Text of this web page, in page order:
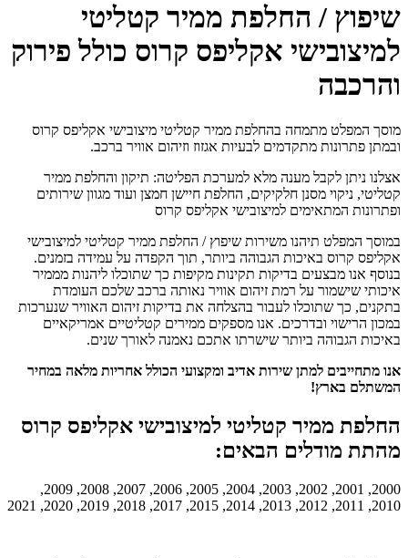
שיפוץ / החלפת ממיר קטליטי
למיצובישי אקליפס קרוס כולל פירוק
והרכבה
מוסך המפלט מתמחה בהחלפת ממיר קטליטי מיצובישי אקליפס קרוס
ובמתן פתרונות מתקדמים לבעיות אגזוז וזיהום אוויר ברכב.
אצלנו ניתן לקבל מענה מלא למערכת הפליטה: תיקון והחלפת ממיר
קטליטי, ניקוי מסנן חלקיקים, החלפת חיישן חמצן ועוד מגוון שירותים
ופתרונות המתאימים למיצובישי אקליפס קרוס
במוסך המפלט תיהנו משירות שיפוץ / החלפת ממיר קטליטי למיצובישי
אקליפס קרוס באיכות הגבוהה ביותר, תוך הקפדה על עמידה בזמנים.
בנוסף אנו מבצעים בדיקות תקינות מקיפות כך שתוכלו ליהנות מממיר
איכותי שישמור על רמת זיהום אוויר נאותה ברכב שלכם העומדת
בתקנים, כך שתוכלו לעבור בהצלחה את בדיקות זיהום האוויר שנערכות
במכון הרישוי ובדרכים. אנו מספקים ממירים קטליטיים אמריקאיים
באיכות הגבוהה ביותר שישרתו אתכם נאמנה לאורך שנים.
אנו מתחייבים למתן שירות אדיב ומקצועי הכולל אחריות מלאה במחיר
המשתלם בארץ!
החלפת ממיר קטליטי למיצובישי אקליפס קרוס
מהתת מודלים הבאים:
2000, 2001, 2002, 2003, 2004, 2005, 2006, 2007, 2008, 2009,
2010, 2011, 2012, 2013, 2014, 2015, 2017, 2018, 2019, 2020, 2021